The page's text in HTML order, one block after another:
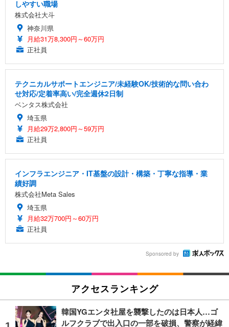
しやすい職場
株式会社大斗
神奈川県
月給31万8,300円～60万円
正社員
テクニカルサポートエンジニア/未経験OK/技術的な問い合わ
せ対応/定着率高い/完全週休2日制
ベンタス株式会社
埼玉県
月給29万2,800円～59万円
正社員
インフラエンジニア・IT基盤の設計・構築・丁寧な指導・業
績好調
株式会社Meta Sales
埼玉県
月給32万700円～60万円
正社員
Sponsored by
アクセスランキング
韓国YGエンタ社屋を襲撃したのは日本人…ゴ
ルフクラブで出入口の一部を破損、警察が経緯